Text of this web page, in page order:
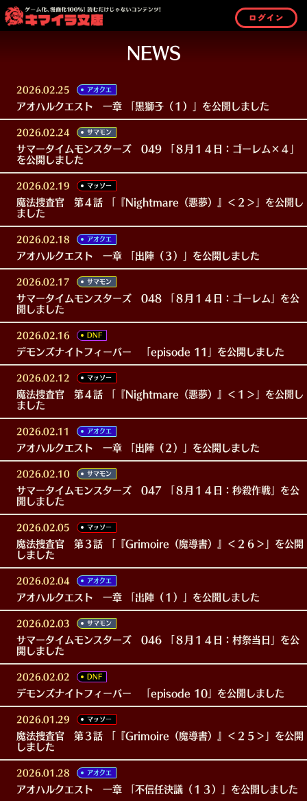
ログイン
NEWS
2026.02.25 アオクエ
アオハルクエスト 一章 「黒獅子（１）」を公開しました
2026.02.24 サマモン
サマータイムモンスターズ 049 「８月１４日：ゴーレム×４」
を公開しました
2026.02.19 マッソー
魔法捜査官 第４話 「『Nightmare（悪夢）』＜２＞」を公開し
ました
2026.02.18 アオクエ
アオハルクエスト 一章 「出陣（３）」を公開しました
2026.02.17 サマモン
サマータイムモンスターズ 048 「８月１４日：ゴーレム」を公
開しました
2026.02.16 DNF
デモンズナイトフィーバー 「episode 11」を公開しました
2026.02.12 マッソー
魔法捜査官 第４話 「『Nightmare（悪夢）』＜１＞」を公開し
ました
2026.02.11 アオクエ
アオハルクエスト 一章 「出陣（２）」を公開しました
2026.02.10 サマモン
サマータイムモンスターズ 047 「８月１４日：秒殺作戦」を公
開しました
2026.02.05 マッソー
魔法捜査官 第３話 「『Grimoire（魔導書）』＜２６＞」を公開
しました
2026.02.04 アオクエ
アオハルクエスト 一章 「出陣（１）」を公開しました
2026.02.03 サマモン
サマータイムモンスターズ 046 「８月１４日：村祭当日」を公
開しました
2026.02.02 DNF
デモンズナイトフィーバー 「episode 10」を公開しました
2026.01.29 マッソー
魔法捜査官 第３話 「『Grimoire（魔導書）』＜２５＞」を公開
しました
2026.01.28 アオクエ
アオハルクエスト 一章 「不信任決議（１３）」を公開しました